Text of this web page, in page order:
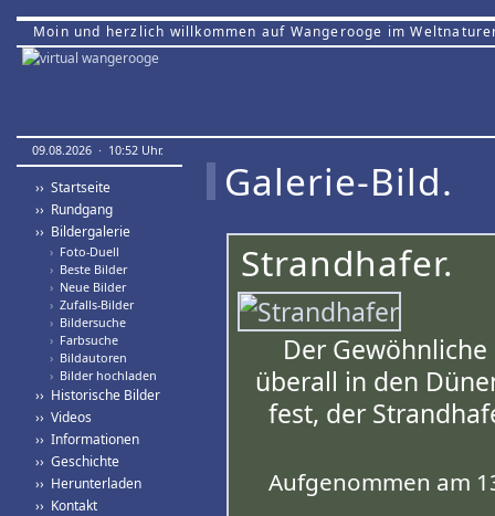
Moin und herzlich willkommen auf Wangerooge im
09.08.2026 · 10:52 Uhr.
›› Startseite
›› Rundgang
›› Bildergalerie
› Foto-Duell
› Beste Bilder
› Neue Bilder
› Zufalls-Bilder
› Bildersuche
› Farbsuche
› Bildautoren
› Bilder hochladen
›› Historische Bilder
›› Videos
›› Informationen
›› Geschichte
›› Herunterladen
›› Kontakt
Galerie-Bild.
Strandhafer.
Der
überall in den
fest, der
Aufgenommen am